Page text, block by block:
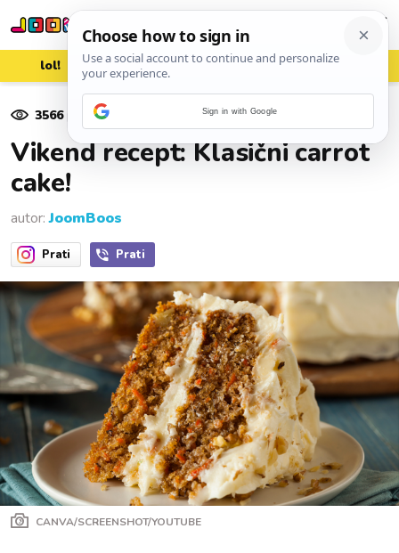
lol! aww vrh! woot?!
3566pregleda
Vikend recept: Klasični carrot
cake!
autor:JoomBoos
Prati Prati
CANVA/SCREENSHOT/YOUTUBE
Sign in with Google